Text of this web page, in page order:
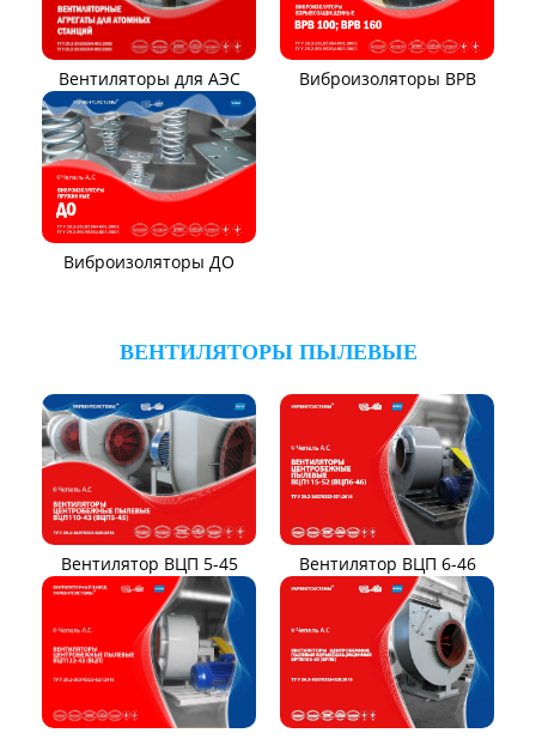
Вентиляторы для АЭС Виброизоляторы ВРВ
Виброизоляторы ДО
ВЕНТИЛЯТОРЫ ПЫЛЕВЫЕ
Вентилятор ВЦП 5-45 Вентилятор ВЦП 6-46